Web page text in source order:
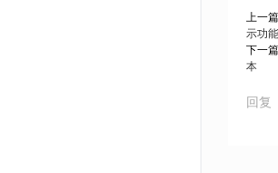
上一
示功能
下一篇
本
回复